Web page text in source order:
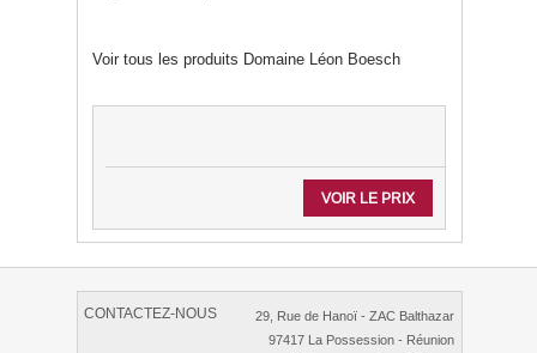
Voir tous les produits Domaine Léon Boesch
VOIR LE PRIX
CONTACTEZ-NOUS
29, Rue de Hanoï - ZAC Balthazar
97417 La Possession - Réunion